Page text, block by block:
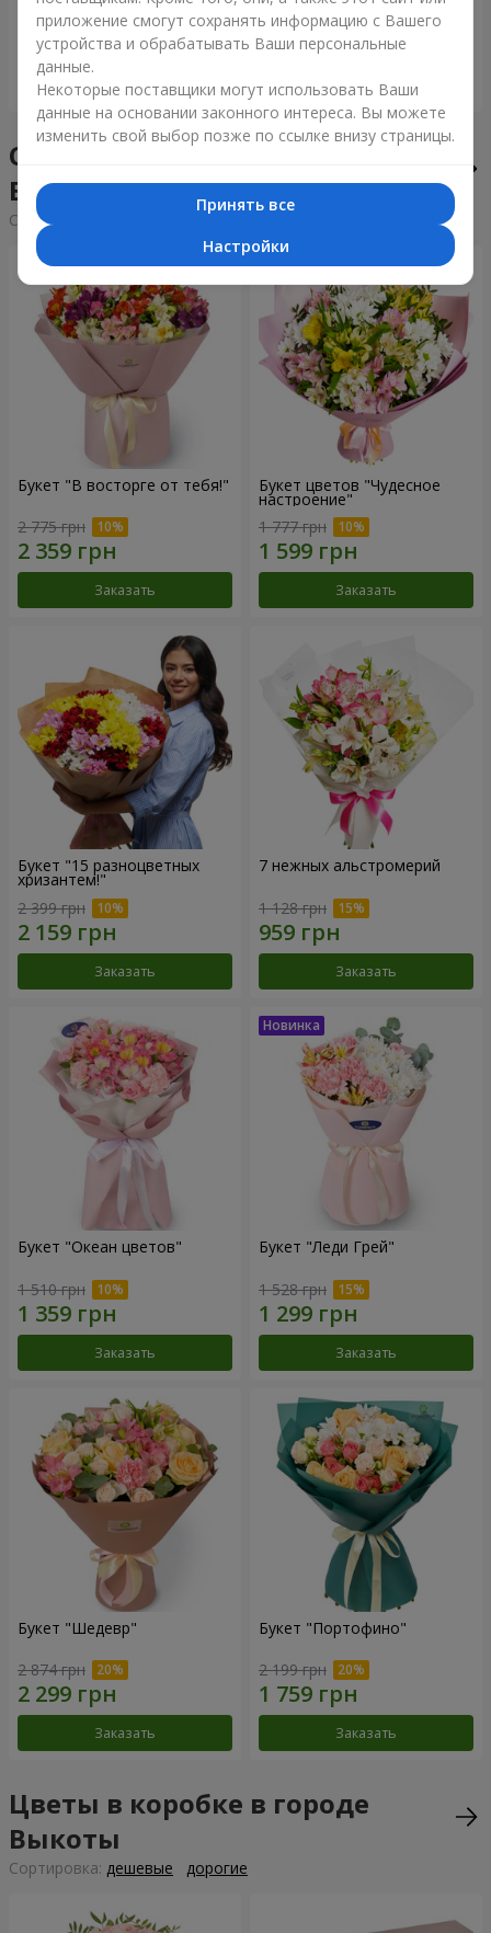
6 922 грн
Заказать
1 554 грн
Заказать
Сборные букеты в городе
Выкоты
Cортировка: дорогие
Букет "В восторге от тебя!"
2 775 грн
Заказать
Букет цветов "Чудесное
настроение"
1 777 грн
Заказать
Букет "15 разноцветных
хризантем!"
2 399 грн
Заказать
7 нежных альстромерий
1 128 грн
Заказать
Букет "Океан цветов"
1 510 грн
Заказать
Букет "Леди Грей"
1 528 грн
Заказать
Букет "Шедевр"
2 874 грн
Заказать
Букет "Портофино"
2 199 грн
Заказать
Цветы в коробке в городе
Выкоты
Cортировка: дешевые дорогие
приложение смогут сохранять информацию с Вашего
устройства и обрабатывать Ваши персональные
данные.
Некоторые поставщики могут использовать Ваши
данные на основании законного интереса. Вы можете
изменить свой выбор позже по ссылке внизу страницы.
Принять все
Настройки